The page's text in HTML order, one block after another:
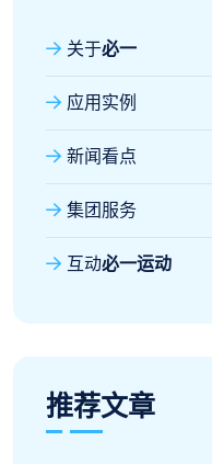
关于必一
应用实例
新闻看点
集团服务
互动必一运动
推荐文章